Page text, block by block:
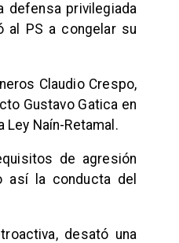
defensa privilegiada
al PS a congelar su
Claudio Crespo,
Gustavo Gatica en
Naín-Retamal.
de agresión
así la conducta del
desató una